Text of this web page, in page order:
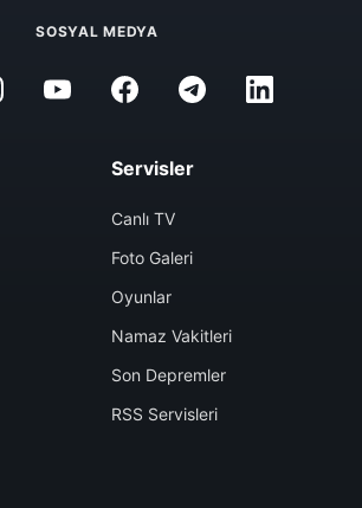
SOSYAL MEDYA
Servisler
Canlı TV
Foto Galeri
Oyunlar
Namaz Vakitleri
Son Depremler
RSS Servisleri